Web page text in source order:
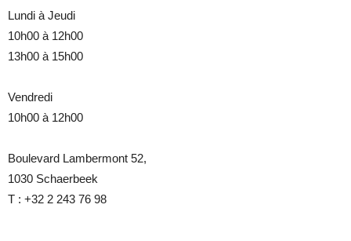
Lundi à Jeudi
10h00 à 12h00
13h00 à 15h00
Vendredi
10h00 à 12h00
Boulevard Lambermont 52,
1030 Schaerbeek
T : +32 2 243 76 98